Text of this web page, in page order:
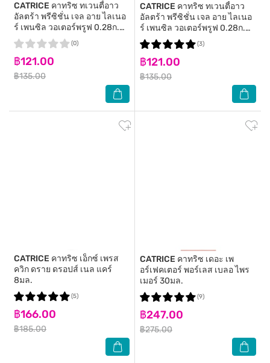
CATRICE คาทริซ ทเวนตี้อาว
อัลตร้า พรีซิชั่น เจล อาย ไลเนอ
ร์ เพนซิล วอเตอร์พรูฟ 0.28ก.
080
฿121.00
฿135.00
(0)
CATRICE คาทริซ ทเวนตี้อาว
อัลตร้า พรีซิชั่น เจล อาย ไลเนอ
ร์ เพนซิล วอเตอร์พรูฟ 0.28ก.
010 ดำ
฿121.00
฿135.00
(3)
CATRICE คาทริซ เอ็กซ์ เพรส
ควิก ดราย ดรอปส์ เนล แคร์
8มล.
฿166.00
฿185.00
(5)
CATRICE คาทริซ เดอะ เพ
อร์เฟคเตอร์ พอร์เลส เบลอ ไพร
เมอร์ 30มล.
฿247.00
฿275.00
(9)